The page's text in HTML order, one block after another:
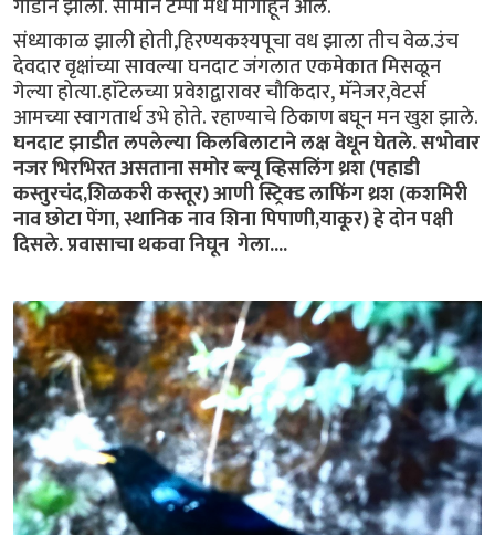
गाडीने झाला. सामान टेम्पो मधे मागाहून आले.
संध्याकाळ झाली होती,हिरण्यकश्यपूचा वध झाला तीच वेळ.उंच
देवदार वृक्षांच्या सावल्या घनदाट जंगलात एकमेकात मिसळून
गेल्या होत्या.हाॅटेलच्या प्रवेशद्वारावर चौकिदार, मॅनेजर,वेटर्स
आमच्या स्वागतार्थ उभे होते. रहाण्याचे ठिकाण बघून मन खुश झाले.
घनदाट झाडीत लपलेल्या किलबिलाटाने लक्ष वेधून घेतले. सभोवार
नजर भिरभिरत असताना समोर ब्ल्यू व्हिसलिंग थ्रश (पहाडी
कस्तुरचंद,शिळकरी कस्तूर) आणी स्ट्रिक्ड लाफिंग थ्रश (कशमिरी
नाव छोटा पेंगा, स्थानिक नाव शिना पिपाणी,याकूर) हे दोन पक्षी
दिसले. प्रवासाचा थकवा निघून गेला....